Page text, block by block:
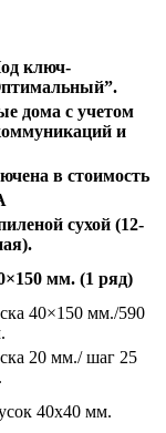
ключ-
дома с учетом
и
в стоимость
сухой (12-
мм. (1 ряд)
40×150 мм./590
20 мм./ шаг 25
40х40 мм.